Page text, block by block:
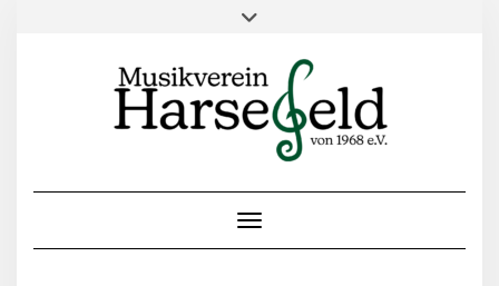
Toggle Navigation